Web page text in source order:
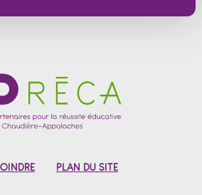
PLAN DU SITE